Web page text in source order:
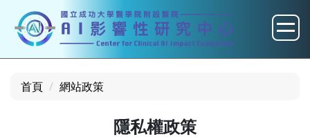
到
要
首頁 網站政策
隱私權政策